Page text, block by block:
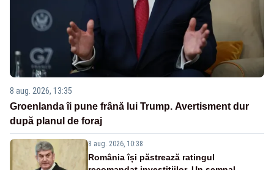
8 aug. 2026, 13:35
Groenlanda îi pune frână lui Trump. Avertisment dur
după planul de foraj
8 aug. 2026, 10:38
România își păstrează ratingul